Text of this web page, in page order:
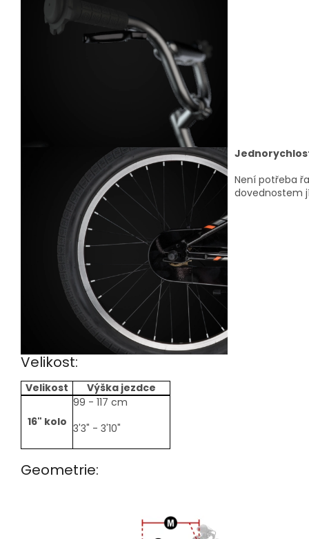
Není potřeba
dovednostem
Velikost:
table
Velikost Výška jezdce
16" kolo
99 - 117 cm
3'3" - 3'10"
Geometrie: